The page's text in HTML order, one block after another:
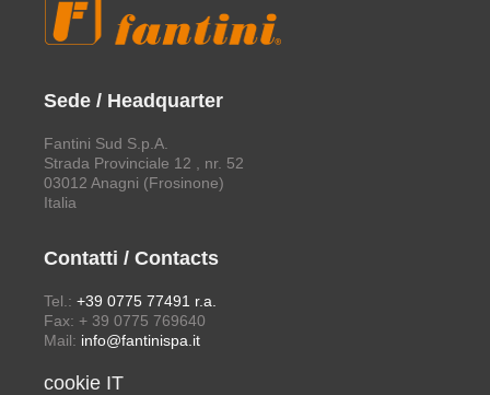
Sede / Headquarter
Fantini Sud S.p.A.
Strada Provinciale 12 , nr. 52
03012 Anagni (Frosinone)
Italia
Contatti / Contacts
Tel.: +39 0775 77491 r.a.
Fax: + 39 0775 769640
Mail: info@fantinispa.it
cookie IT